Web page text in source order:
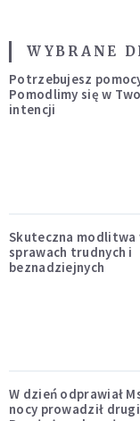
WYBRANE
Potrzebujesz
Pomodlimy się w
intencji
Skuteczna modlitwa
sprawach trudnych i
beznadziejnych
W dzień odprawiał
nocy prowadził